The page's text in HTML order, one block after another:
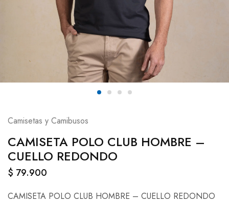
Camisetas y Camibusos
CAMISETA POLO CLUB HOMBRE –
CUELLO REDONDO
$ 79.900
CAMISETA POLO CLUB HOMBRE – CUELLO REDONDO